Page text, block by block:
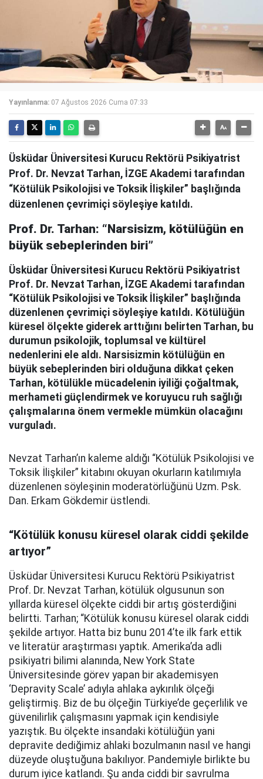
Yayınlanma: 07 Ağustos 2026 Cuma 07:33
Üsküdar Üniversitesi Kurucu Rektörü Psikiyatrist
Prof. Dr. Nevzat Tarhan, İZGE Akademi tarafından
“Kötülük Psikolojisi ve Toksik İlişkiler” başlığında
düzenlenen çevrimiçi söyleşiye katıldı.
Prof. Dr. Tarhan: “Narsisizm, kötülüğün en
büyük sebeplerinden biri”
Üsküdar Üniversitesi Kurucu Rektörü Psikiyatrist
Prof. Dr. Nevzat Tarhan, İZGE Akademi tarafından
“Kötülük Psikolojisi ve Toksik İlişkiler” başlığında
düzenlenen çevrimiçi söyleşiye katıldı. Kötülüğün
küresel ölçekte giderek arttığını belirten Tarhan, bu
durumun psikolojik, toplumsal ve kültürel
nedenlerini ele aldı. Narsisizmin kötülüğün en
büyük sebeplerinden biri olduğuna dikkat çeken
Tarhan, kötülükle mücadelenin iyiliği çoğaltmak,
merhameti güçlendirmek ve koruyucu ruh sağlığı
çalışmalarına önem vermekle mümkün olacağını
vurguladı.
Nevzat Tarhan’ın kaleme aldığı “Kötülük Psikolojisi ve
Toksik İlişkiler” kitabını okuyan okurların katılımıyla
düzenlenen söyleşinin moderatörlüğünü Uzm. Psk.
Dan. Erkam Gökdemir üstlendi.
“Kötülük konusu küresel olarak ciddi şekilde
artıyor”
Üsküdar Üniversitesi Kurucu Rektörü Psikiyatrist
Prof. Dr. Nevzat Tarhan, kötülük olgusunun son
yıllarda küresel ölçekte ciddi bir artış gösterdiğini
belirtti. Tarhan; “Kötülük konusu küresel olarak ciddi
şekilde artıyor. Hatta biz bunu 2014’te ilk fark ettik
ve literatür araştırması yaptık. Amerika’da adli
psikiyatri bilimi alanında, New York State
Üniversitesinde görev yapan bir akademisyen
‘Depravity Scale’ adıyla ahlaka aykırılık ölçeği
geliştirmiş. Biz de bu ölçeğin Türkiye’de geçerlilik ve
güvenilirlik çalışmasını yapmak için kendisiyle
yazıştık. Bu ölçekte insandaki kötülüğün yani
depravite dediğimiz ahlaki bozulmanın nasıl ve hangi
düzeyde oluştuğuna bakılıyor. Pandemiyle birlikte bu
durum iyice katlandı. Şu anda ciddi bir savrulma